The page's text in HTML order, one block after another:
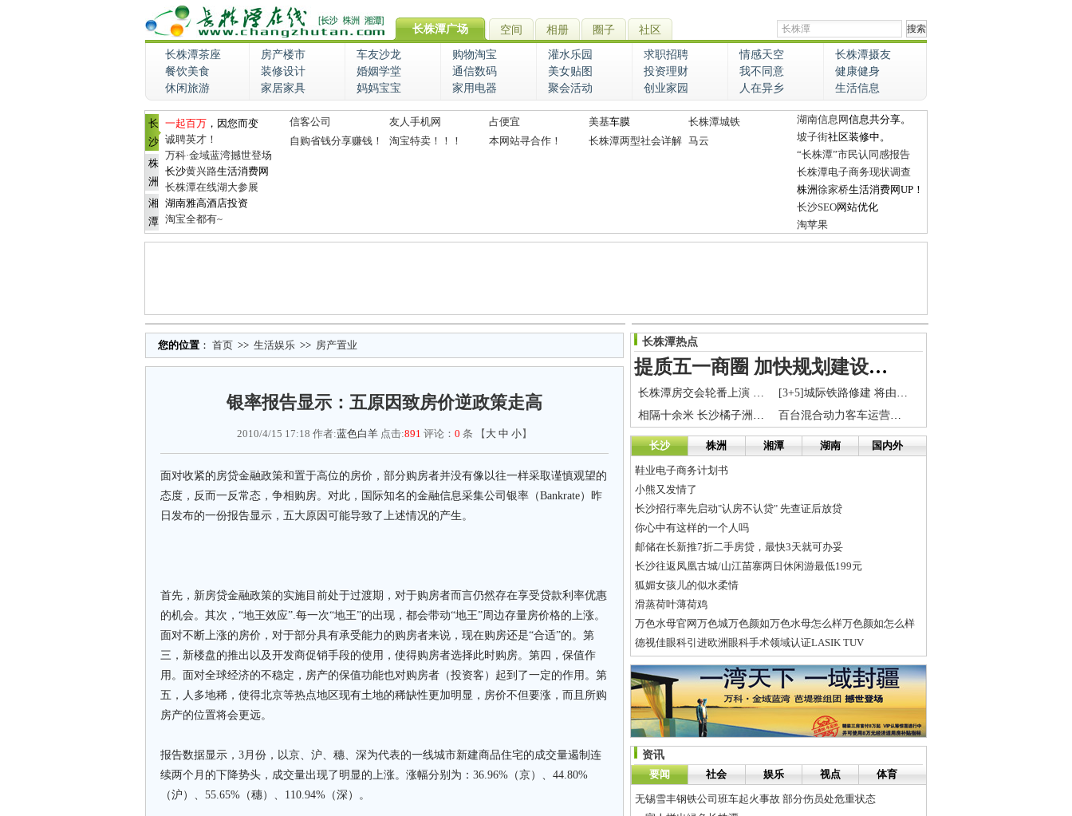
长株潭广场 空间 相册 圈子 社区
长株潭茶座 房产楼市 车友沙龙 购物淘宝 灌水乐园 求职招聘 情感天空
长株潭摄友
餐饮美食
装修设计 婚姻学堂 通信数码 美女贴图 投资理财 我不同意
健康健身
休闲旅游
家居家具 妈妈宝宝 家用电器 聚会活动 创业家园 人在异乡 生活信息
长
沙
株
洲
湘
潭
一起百万 ，因您而变
诚聘英才！
万科·金域蓝湾撼世登场
长沙黄兴路生活消费网
长株潭在线湖大参展
湖南雅高酒店投资
淘宝全都有~
信客公司 友人手机网 占便宜 美基车膜
长株潭城铁
自购省钱分享赚钱！
淘宝特卖！！！ 本网站寻合作！ 长株潭两型社会详解 马云
湖南信息网信息共分享。
坡子街社区装修中。
“长株潭”市民认同感报告
长株潭电子商务现状调查
株洲徐家桥生活消费网UP！
长沙SEO网站优化
淘苹果
您的位置 ： 首页 >> 生活娱乐 >> 房产置业
银率报告显示：五原因致房价逆政策走高
2010/4/15 17:18 作者:蓝色白羊 点击:891 评论： 0 条 【 大 中 小】
面对收紧的房贷金融政策和置于高位的房价，部分购房者并没有像以往一样采取谨慎观望的
态度，反而一反常态，争相购房。对此，国际知名的金融信息采集公司银率（Bankrate）昨
日发布的一份报告显示，五大原因可能导致了上述情况的产生。
首先，新房贷金融政策的实施目前处于过渡期，对于购房者而言仍然存在享受贷款利率优惠
的机会。其次，“地王效应”.每一次“地王”的出现，都会带动“地王”周边存量房价格的上涨。
面对不断上涨的房价，对于部分具有承受能力的购房者来说，现在购房还是“合适”的。第
三，新楼盘的推出以及开发商促销手段的使用，使得购房者选择此时购房。第四，保值作
用。面对全球经济的不稳定，房产的保值功能也对购房者（投资客）起到了一定的作用。第
五，人多地稀，使得北京等热点地区现有土地的稀缺性更加明显，房价不但要涨，而且所购
房产的位置将会更远。
报告数据显示，3月份，以京、沪、穗、深为代表的一线城市新建商品住宅的成交量遏制连
续两个月的下降势头，成交量出现了明显的上涨。涨幅分别为：36.96%（京）、44.80%
（沪）、55.65%（穗）、110.94%（深）。
长株潭热点
提质五一商圈 加快规划建设长株潭商圈
长株潭房交会轮番上演 现场成交额湘潭超长沙
[3+5]城际铁路修建 将由长株潭辐射周边城市
相隔十余米 长沙橘子洲大桥将建姊妹桥 月底完成勘测
百台混合动力客车运营长株潭
长沙 株洲 湘潭 湖南 国内外
鞋业电子商务计划书
小熊又发情了
长沙招行率先启动"认房不认贷" 先查证后放贷
你心中有这样的一个人吗
邮储在长新推7折二手房贷，最快3天就可办妥
长沙往返凤凰古城/山江苗寨两日休闲游最低199元
狐媚女孩儿的似水柔情
滑蒸荷叶薄荷鸡
万色水母官网万色城万色颜如万色水母怎么样万色颜如怎么样
德视佳眼科引进欧洲眼科手术领域认证LASIK TUV
资讯
要闻
社会 娱乐 视点 体育
无锡雪丰钢铁公司班车起火事故 部分伤员处危重状态